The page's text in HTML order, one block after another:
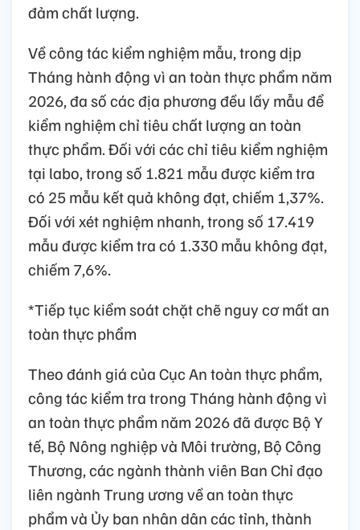
đảm chất lượng.
Về công tác kiểm nghiệm mẫu, trong dịp
Tháng hành động vì an toàn thực phẩm năm
2026, đa số các địa phương đều lấy mẫu để
kiểm nghiệm chỉ tiêu chất lượng an toàn
thực phẩm. Đối với các chỉ tiêu kiểm nghiệm
tại labo, trong số 1.821 mẫu được kiểm tra
có 25 mẫu kết quả không đạt, chiếm 1,37%.
Đối với xét nghiệm nhanh, trong số 17.419
mẫu được kiểm tra có 1.330 mẫu không đạt,
chiếm 7,6%.
*Tiếp tục kiểm soát chặt chẽ nguy cơ mất an
toàn thực phẩm
Theo đánh giá của Cục An toàn thực phẩm,
công tác kiểm tra trong Tháng hành động vì
an toàn thực phẩm năm 2026 đã được Bộ Y
tế, Bộ Nông nghiệp và Môi trường, Bộ Công
Thương, các ngành thành viên Ban Chỉ đạo
liên ngành Trung ương về an toàn thực
phẩm và Ủy ban nhân dân các tỉnh, thành